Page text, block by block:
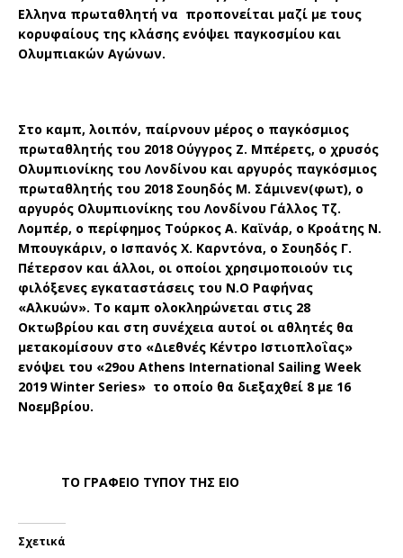
Ελληνα πρωταθλητή να προπονείται μαζί με τους
κορυφαίους της κλάσης ενόψει παγκοσμίου και
Ολυμπιακών Αγώνων.
Στο καμπ, λοιπόν, παίρνουν μέρος ο παγκόσμιος
πρωταθλητής του 2018 Ούγγρος Ζ. Μπέρετς, ο χρυσός
Ολυμπιονίκης του Λονδίνου και αργυρός παγκόσμιος
πρωταθλητής του 2018 Σουηδός Μ. Σάμινεν(φωτ), ο
αργυρός Ολυμπιονίκης του Λονδίνου Γάλλος Τζ.
Λομπέρ, ο περίφημος Τούρκος Α. Καϊνάρ, ο Κροάτης Ν.
Μπουγκάριν, ο Ισπανός Χ. Καρντόνα, ο Σουηδός Γ.
Πέτερσον και άλλοι, οι οποίοι χρησιμοποιούν τις
φιλόξενες εγκαταστάσεις του Ν.Ο Ραφήνας
«Αλκυών». Το καμπ ολοκληρώνεται στις 28
Οκτωβρίου και στη συνέχεια αυτοί οι αθλητές θα
μετακομίσουν στο «Διεθνές Κέντρο Ιστιοπλοΐας»
ενόψει του «29ου Athens International Sailing Week
2019Winter Series» το οποίο θα διεξαχθεί 8 με 16
Νοεμβρίου.
ΤΟ ΓΡΑΦΕΙΟ ΤΥΠΟΥ ΤΗΣ ΕΙΟ
Σχετικά